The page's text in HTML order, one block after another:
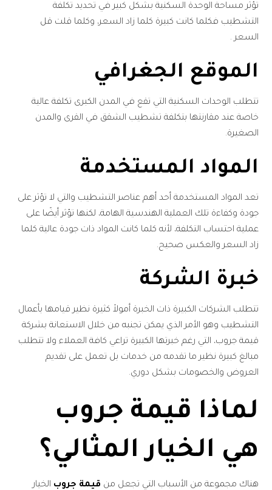
تؤثر مساحة الوحدة السكنية بشكل كبير في تحديد تكلفة
التشطيب فكلما كانت كبيرة كلما زاد السعر، وكلما قلت قل
السعر .
الموقع الجغرافي
تتطلب الوحدات السكنية التي تقع في المدن الكبرى تكلفة عالية
خاصة عند مقارنتها بتكلفة تشطيب الشقق في القرى والمدن
الصغيرة.
المواد المستخدمة
تعد المواد المستخدمة أحد أهم عناصر التشطيب والتي لا تؤثر على
جودة وكفاءة تلك العملية الهندسية الهامة، لكنها تؤثر أيضًا على
عملية احتساب التكلفة، لأنه كلما كانت المواد ذات جودة عالية كلما
زاد السعر والعكس صحيح.
خبرة الشركة
تتطلب الشركات الكبيرة ذات الخبرة أمولاً كثيرة نظير قيامها بأعمال
التشطيب وهو الأمر الذي يمكن تجنبه من خلال الاستعانة بشركة
قيمة جروب، التي رغم خبرتها الكبيرة تراعي كافة العملاء ولا تتطلب
مبالغ كبيرة نظير ما تقدمه من خدمات بل تعمل على تقديم
العروض والخصومات بشكل دوري.
لماذا قيمة جروب
هي الخيار المثالي؟
هناك مجموعة من الأسباب التي تجعل من قيمة جروب الخيار